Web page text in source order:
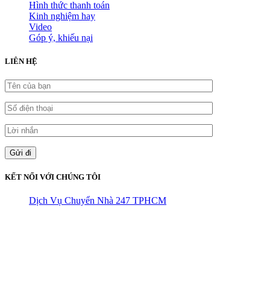
Hình thức thanh toán
Kinh nghiệm hay
Video
Góp ý, khiếu nại
LIÊN HỆ
KẾT NỐI VỚI CHÚNG TÔI
Dịch Vụ Chuyển Nhà 247 TPHCM